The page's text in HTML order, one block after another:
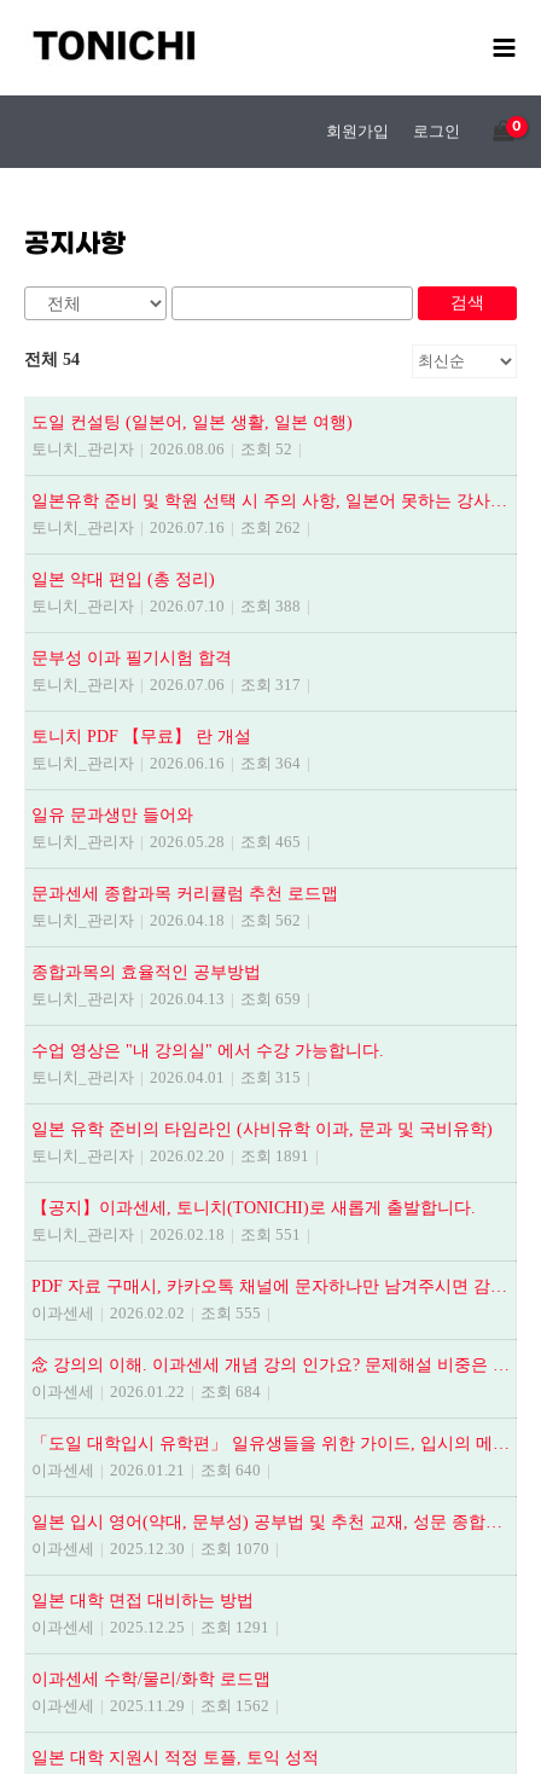
로
뛰
회원가입 로그인
공지사항
검색
전체 54
도일 컨설팅 (일본어, 일본 생활, 일본 여행)
토니치_관리자 | 2026.08.06 | 조회 52 |
일본유학 준비 및 학원 선택 시 주의 사항, 일본어 못하는 강사에게 수업듣지 마세요.
토니치_관리자 | 2026.07.16 | 조회 262 |
일본 약대 편입 (총 정리)
토니치_관리자 | 2026.07.10 | 조회 388 |
문부성 이과 필기시험 합격
토니치_관리자 | 2026.07.06 | 조회 317 |
토니치 PDF 【무료】 란 개설
토니치_관리자 | 2026.06.16 | 조회 364 |
일유 문과생만 들어와
토니치_관리자 | 2026.05.28 | 조회 465 |
문과센세 종합과목 커리큘럼 추천 로드맵
토니치_관리자 | 2026.04.18 | 조회 562 |
종합과목의 효율적인 공부방법
토니치_관리자 | 2026.04.13 | 조회 659 |
수업 영상은 "내 강의실" 에서 수강 가능합니다.
토니치_관리자 | 2026.04.01 | 조회 315 |
일본 유학 준비의 타임라인 (사비유학 이과, 문과 및 국비유학)
토니치_관리자 | 2026.02.20 | 조회 1891 |
【공지】이과센세, 토니치(TONICHI)로 새롭게 출발합니다.
토니치_관리자 | 2026.02.18 | 조회 551 |
PDF 자료 구매시, 카카오톡 채널에 문자하나만 남겨주시면 감사하겠습니다.
이과센세
| 2026.02.02 | 조회 555 |
念 강의의 이해. 이과센세 개념 강의 인가요? 문제해설 비중은 어떻게 되나요? 등
이과센세
| 2026.01.22 | 조회 684 |
「도일 대학입시 유학편」 일유생들을 위한 가이드, 입시의 메뉴얼
이과센세
| 2026.01.21 | 조회 640 |
일본 입시 영어(약대, 문부성) 공부법 및 추천 교재, 성문 종합영어, NEXT STAGE, 全解說頻出英文法.語法問題1000
이과센세
| 2025.12.30 | 조회 1070 |
일본 대학 면접 대비하는 방법
이과센세
| 2025.12.25 | 조회 1291 |
이과센세 수학/물리/화학 로드맵
이과센세
| 2025.11.29 | 조회 1562 |
일본 대학 지원시 적정 토플, 토익 성적